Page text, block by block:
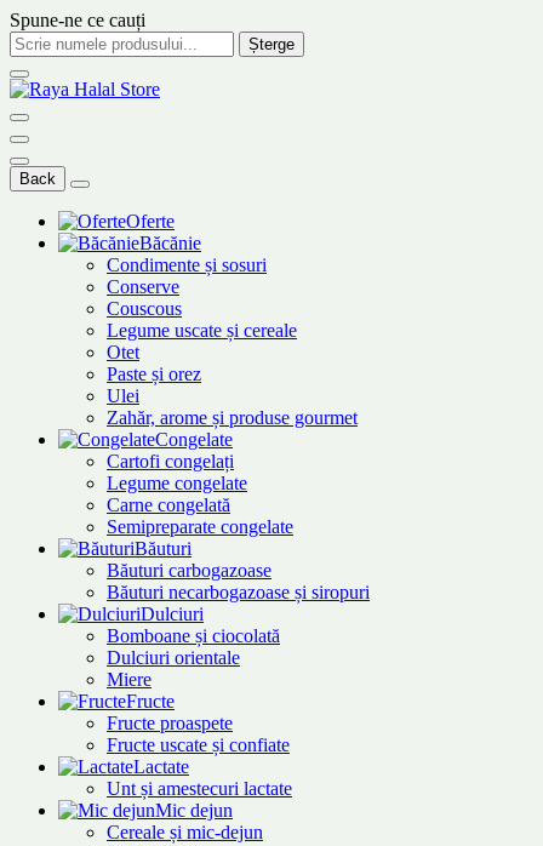
Spune-ne ce cauți
Șterge
Back
Oferte
Băcănie
Condimente și sosuri
Conserve
Couscous
Legume uscate și cereale
Otet
Paste și orez
Ulei
Zahăr, arome și produse gourmet
Congelate
Cartofi congelați
Legume congelate
Carne congelată
Semipreparate congelate
Băuturi
Băuturi carbogazoase
Băuturi necarbogazoase și siropuri
Dulciuri
Bomboane și ciocolată
Dulciuri orientale
Miere
Fructe
Fructe proaspete
Fructe uscate și confiate
Lactate
Unt și amestecuri lactate
Mic dejun
Cereale și mic-dejun